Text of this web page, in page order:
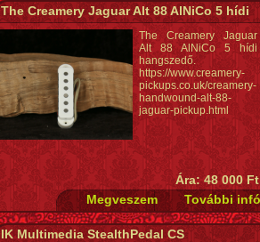
The Creamery Jaguar Alt 88 AlNiCo 5 hídi
The Creamery Jaguar
Alt 88 AlNiCo 5 hídi
hangszedő.
https://www.creamery-
pickups.co.uk/creamery-
handwound-alt-88-
jaguar-pickup.html
Ára: 48 000 Ft
IK Multimedia StealthPedal CS